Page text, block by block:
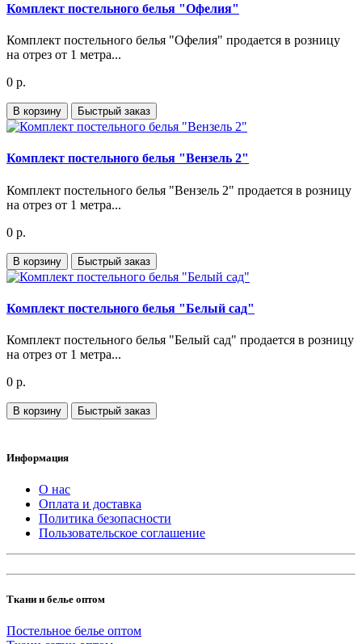
Комплект постельного белья "Офелия"
Комплект постельного белья "Офелия" продается в розницу
на отрез от 1 метра...
0 р.
В корзину Быстрый заказ
Комплект постельного белья "Вензель 2"
Комплект постельного белья "Вензель 2" продается в розницу
на отрез от 1 метра...
0 р.
В корзину Быстрый заказ
Комплект постельного белья "Белый сад"
Комплект постельного белья "Белый сад" продается в розницу
на отрез от 1 метра...
0 р.
В корзину Быстрый заказ
Информация
О нас
Оплата и доставка
Политика безопасности
Пользовательское соглашение
Ткани и белье оптом
Постельное белье оптом